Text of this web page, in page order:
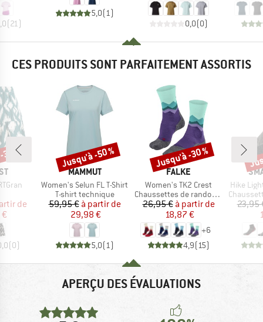
(21)
5,0( 1)
0,0(0)
CES PRODUITS SONT PARFAITEMENT ASSORTIS
réduit
de
(0)
%
MARQUE
MAMMUT
Article
Women's Selun FL T-Shirt
Product group
T-shirt technique
Prix
59,95 € Prix réduit
à partir de
29,98 €
5,0(1 )
Remise
Jusqu'à -50 %
MARQUE
FALKE
Article
Women's TK2 Crest
Product group
Chaussettes de randonnée
Prix
26,95 € Prix réduit
à partir de
18,87 €
+6
4,9(15)
Remise
Jusqu'à -30 %
Article
Hike
Product
23,95
APERÇU DES ÉVALUATIONS